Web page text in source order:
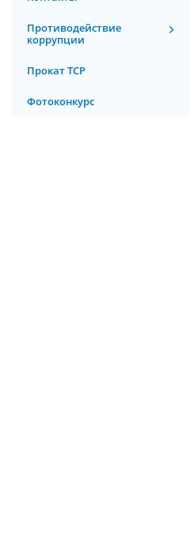
Противодействие
коррупции
Прокат ТСР
Фотоконкурс